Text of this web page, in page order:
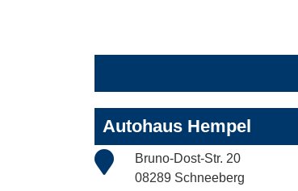
Autohaus Hempel
Bruno-Dost-Str. 20
08289 Schneeberg